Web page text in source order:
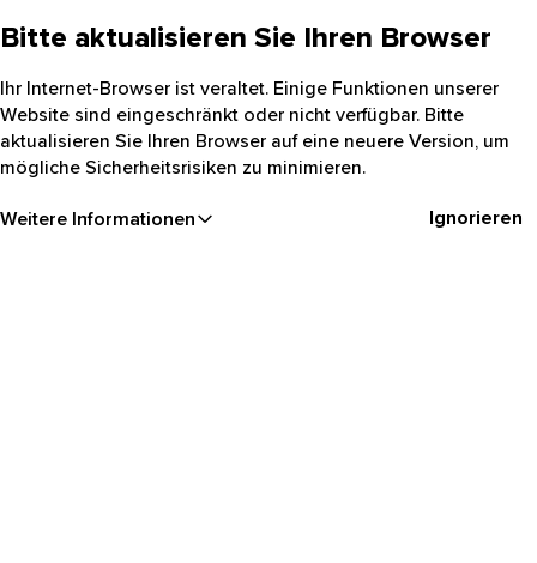
Bitte aktualisieren Sie Ihren Browser
Ihr Internet-Browser ist veraltet. Einige Funktionen unserer
Website sind eingeschränkt oder nicht verfügbar. Bitte
aktualisieren Sie Ihren Browser auf eine neuere Version, um
mögliche Sicherheitsrisiken zu minimieren.
Weitere Informationen Ignorieren